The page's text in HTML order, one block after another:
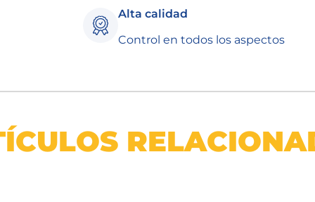
Alta calidad
Control en todos los aspectos